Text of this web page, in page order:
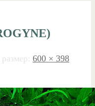
600 × 398